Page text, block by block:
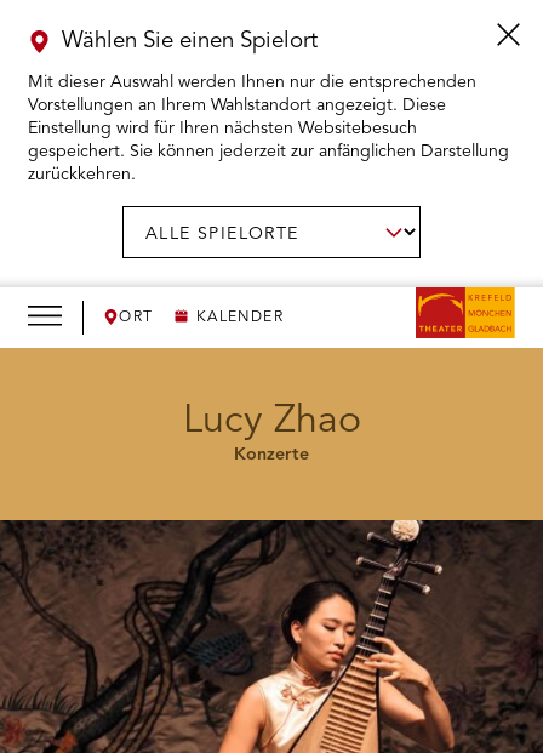
ORT KALENDER
Wählen Sie einen Spielort
Mit dieser Auswahl werden Ihnen nur die entsprechenden
Vorstellungen an Ihrem Wahlstandort angezeigt. Diese
Einstellung wird für Ihren nächsten Websitebesuch
gespeichert. Sie können jederzeit zur anfänglichen Darstellung
zurückkehren.
KARTENKAUF ÖFFNEN
WIR ÖFFNEN
DAS THEATER ÖFFNEN
BESUCH ÖFFNEN
Lucy Zhao
Konzerte